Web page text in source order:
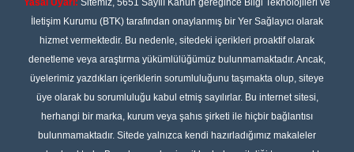
Yasal Uyarı: Sitemiz, 5651 Sayılı Kanun gereğince Bilgi Teknolojileri ve
İletişim Kurumu (BTK) tarafından onaylanmış bir Yer Sağlayıcı olarak
hizmet vermektedir. Bu nedenle, sitedeki içerikleri proaktif olarak
denetleme veya araştırma yükümlülüğümüz bulunmamaktadır. Ancak,
üyelerimiz yazdıkları içeriklerin sorumluluğunu taşımakta olup, siteye
üye olarak bu sorumluluğu kabul etmiş sayılırlar. Bu internet sitesi,
herhangi bir marka, kurum veya şahıs şirketi ile hiçbir bağlantısı
bulunmamaktadır. Sitede yalnızca kendi hazırladığımız makaleler